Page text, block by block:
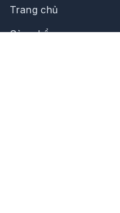
Trang chủ
Sản phẩm